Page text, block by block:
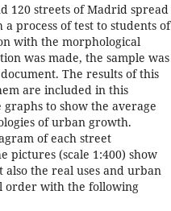
120 streets of Madrid spread
process of test to students of
with the morphological
was made, the sample was
The results of this
are included in this
to show the average
of urban growth.
of each street
pictures (scale 1:400) show
the real uses and urban
order with the following